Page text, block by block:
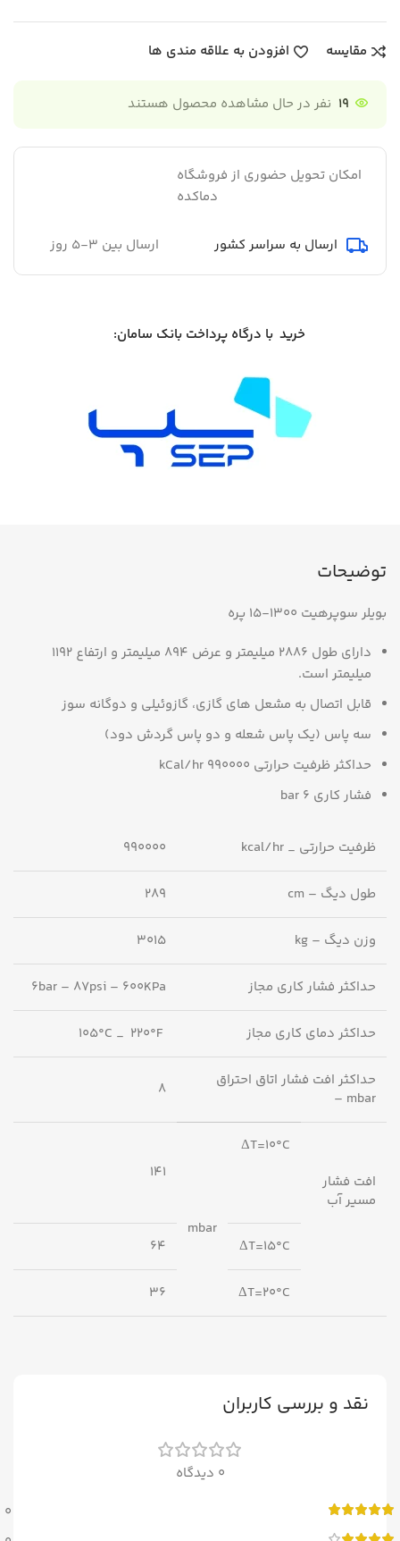
مقایسه افزودن به علاقه مندی ها
19 نفر در حال مشاهده محصول هستند
امکان تحویل حضوری از فروشگاه
دماکده
ارسال به سراسر کشور ارسال بین 3-5 روز
خرید با درگاه پرداخت بانک سامان:
توضیحات
بویلر سوپرهیت 1300-15 پره
دارای طول 2886 میلیمتر و عرض 894 میلیمتر و ارتفاع 1192
میلیمتر است.
قابل اتصال به مشعل های گازی، گازوئیلی و دوگانه سوز
سه پاس (یک پاس شعله و دو پاس گردش دود)
حداکثر ظرفیت حرارتی 990000 kCal/hr
فشار کاری 6 bar
ظرفیت حرارتی _ kcal/hr 990000
طول دیگ – cm 289
وزن دیگ – kg 3015
حداکثر فشار کاری مجاز 6bar – 87psi – 600KPa
حداکثر دمای کاری مجاز
حداکثر افت فشار اتاق احتراق
mbar –
8
افت فشار
مسیر آب
ΔT=10°C
mbar
141
ΔT=15°C
64
ΔT=20°C
36
نقد و بررسی کاربران
0 دیدگاه
0